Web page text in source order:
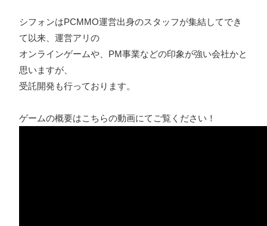
シフォンはPCMMO運営出身のスタッフが集結してでき
て以来、運営アリの
オンラインゲームや、PM事業などの印象が強い会社かと
思いますが、
受託開発も行っております。
ゲームの概要はこちらの動画にてご覧ください！